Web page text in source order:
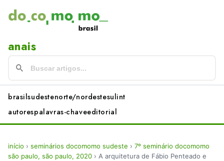
anais
brasilsudestenorte/nordestesulint
autorespalavras-chaveeditorial
início › seminários docomomo sudeste › 7º seminário docomomo
são paulo, são paulo, 2020 › A arquitetura de Fábio Penteado e